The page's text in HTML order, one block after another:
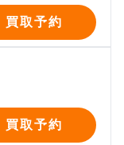
買取予約
買取予約